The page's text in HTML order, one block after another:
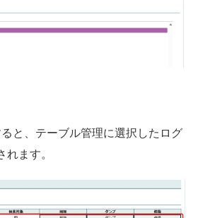
と、テーブル管理に選択したログ
れます。